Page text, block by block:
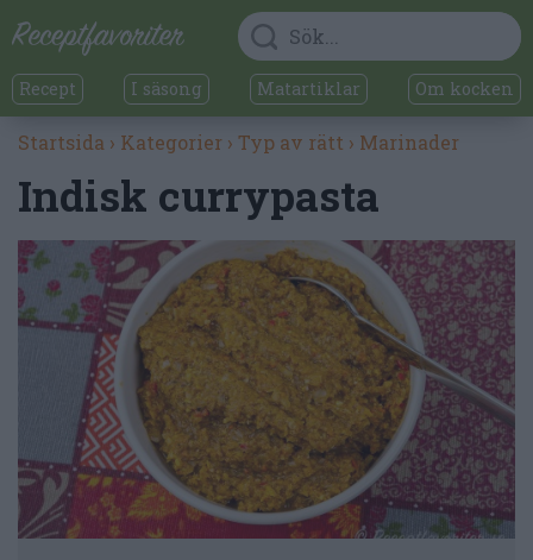
Recept I säsong Matartiklar Om kocken
Startsida › Kategorier › Typ av rätt › Marinader
Indisk currypasta